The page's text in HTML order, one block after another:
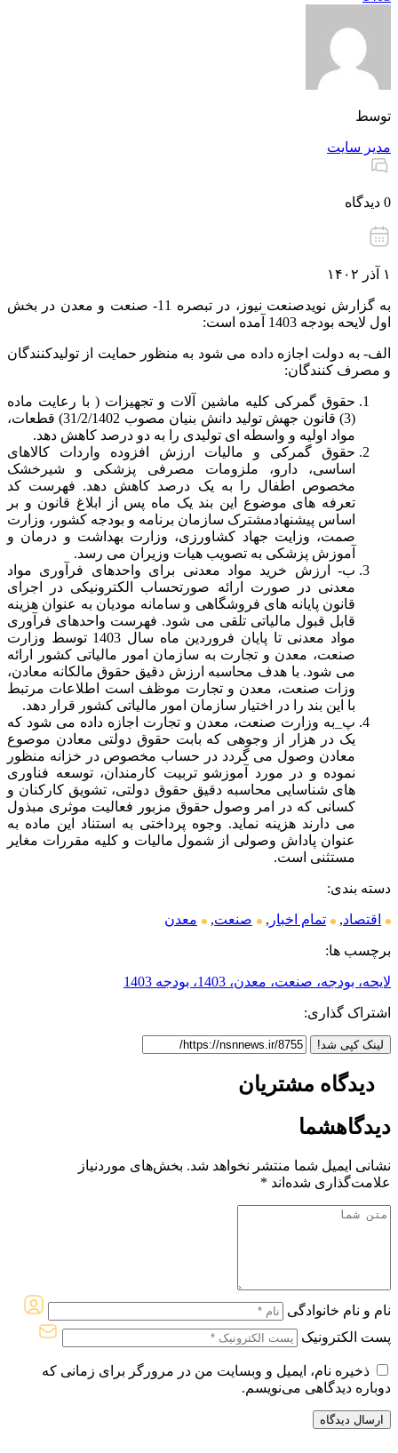
توسط
مدیر سایت
0 دیدگاه
۱ آذر ۱۴۰۲
به گزارش نویدصنعت نیوز، در تبصره 11- صنعت و معدن در بخش
اول لایحه بودجه 1403 آمده است:
الف- به دولت اجازه داده می شود به منظور حمایت از تولیدکنندگان
و مصرف کنندگان:
حقوق گمرکی کلیه ماشین آلات و تجهیزات ( با رعایت ماده
(3) قانون جهش تولید دانش بنیان مصوب 31/2/1402) قطعات،
مواد اولیه و واسطه ای تولیدی را به دو درصد کاهش دهد.
حقوق گمرکی و مالیات ارزش افزوده واردات کالاهای
اساسی، دارو، ملزومات مصرفی پزشکی و شیرخشک
مخصوص اطفال را به یک درصد کاهش دهد. فهرست کد
تعرفه های موضوع این بند یک ماه پس از ابلاغ قانون و بر
اساس پیشنهادمشترک سازمان برنامه و بودجه کشور، وزارت
صمت، وزایت جهاد کشاورزی، وزارت بهداشت و درمان و
آموزش پزشکی به تصویب هیات وزیران می رسد.
ب- ارزش خرید مواد معدنی برای واحدهای فرآوری مواد
معدنی در صورت ارائه صورتحساب الکترونیکی در اجرای
قانون پایانه های فروشگاهی و سامانه مودیان به عنوان هزینه
قابل قبول مالیاتی تلقی می شود. فهرست واحدهای فرآوری
مواد معدنی تا پایان فروردین ماه سال 1403 توسط وزارت
صنعت، معدن و تجارت به سازمان امور مالیاتی کشور ارائه
می شود. با هدف محاسبه ارزش دقیق حقوق مالکانه معادن،
وزات صنعت، معدن و تجارت موظف است اطلاعات مرتبط
با این بند را در اختیار سازمان امور مالیاتی کشور قرار دهد.
پ_به وزارت صنعت، معدن و تجارت اجازه داده می شود که
یک در هزار از وجوهی که بابت حقوق دولتی معادن موصوع
معادن وصول می گردد در حساب مخصوص در خزانه منظور
نموده و در مورد آموزشو تربیت کارمندان، توسعه فناوری
های شناسایی محاسبه دقیق حقوق دولتی، تشویق کارکنان و
کسانی که در امر وصول حقوق مزبور فعالیت موثری مبذول
می دارند هزینه نماید. وجوه پرداختی به استناد این ماده به
عنوان پاداش وصولی از شمول مالیات و کلیه مقررات مغایر
مستثنی است.
دسته بندی:
اقتصاد, تمام اخبار , صنعت, معدن
برچسب ها:
لایحه، بودجه، صنعت، معدن، 1403، بودجه 1403
اشتراک گذاری:
لینک کپی شد!
دیدگاه مشتریان
دیدگاهشما
نشانی ایمیل شما منتشر نخواهد شد. بخش‌های موردنیاز
علامت‌گذاری شده‌اند *
نام و نام خانوادگی
پست الکترونیک
ذخیره نام، ایمیل و وبسایت من در مرورگر برای زمانی که
دوباره دیدگاهی می‌نویسم.